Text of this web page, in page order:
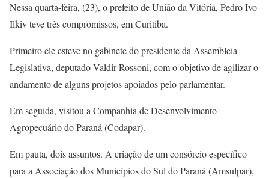
Nessa quarta-feira, (23), o prefeito de União da Vitória, Pedro Ivo
Ilkiv teve três compromissos, em Curitiba.
Primeiro ele esteve no gabinete do presidente da Assembleia
Legislativa, deputado Valdir Rossoni, com o objetivo de agilizar o
andamento de alguns projetos apoiados pelo parlamentar.
Em seguida, visitou a Companhia de Desenvolvimento
Agropecuário do Paraná (Codapar).
Em pauta, dois assuntos. A criação de um consórcio específico
para a Associação dos Municípios do Sul do Paraná (Amsulpar),